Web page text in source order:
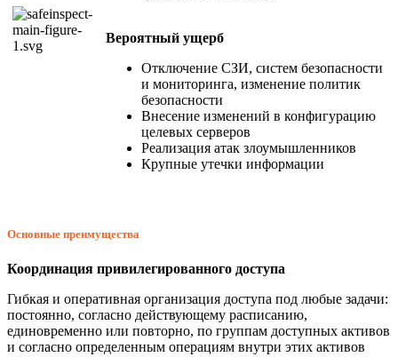
Вероятный ущерб
Отключение СЗИ, систем безопасности
и мониторинга, изменение политик
безопасности
Внесение изменений в конфигурацию
целевых серверов
Реализация атак злоумышленников
Крупные утечки информации
Основные преимущества
Координация привилегированного доступа
Гибкая и оперативная организация доступа под любые задачи:
постоянно, согласно действующему расписанию,
единовременно или повторно, по группам доступных активов
и согласно определенным операциям внутри этих активов